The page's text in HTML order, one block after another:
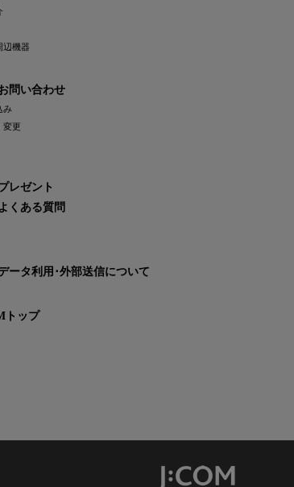
辺機器
問い合わせ
み
変更
レゼント
くある質問
ータ利用･外部送信について
トップ